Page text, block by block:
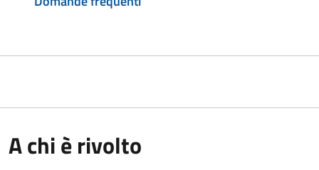
A chi è rivolto